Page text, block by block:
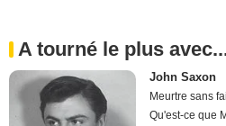
A tourné le plus
John Saxon
Meurtre sans
Qu'est-ce que